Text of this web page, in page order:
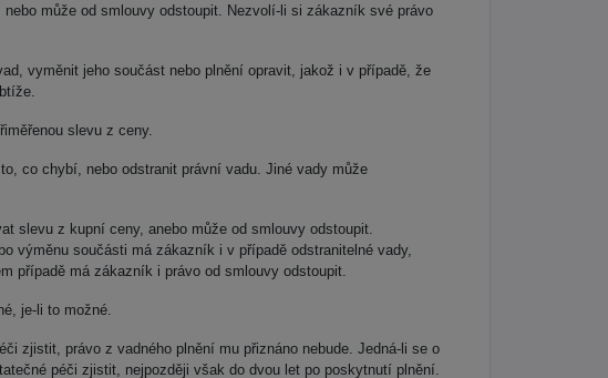
může od smlouvy odstoupit. Nezvolí-li si zákazník své právo
vyměnit jeho součást nebo plnění opravit, jakož i v případě, že
slevu z ceny.
co chybí, nebo odstranit právní vadu. Jiné vady může
slevu z kupní ceny, anebo může od smlouvy odstoupit.
výměnu součásti má zákazník i v případě odstranitelné vady,
případě má zákazník i právo od smlouvy odstoupit.
je-li to možné.
zjistit, právo z vadného plnění mu přiznáno nebude. Jedná-li se o
péči zjistit, nejpozději však do dvou let po poskytnutí plnění.